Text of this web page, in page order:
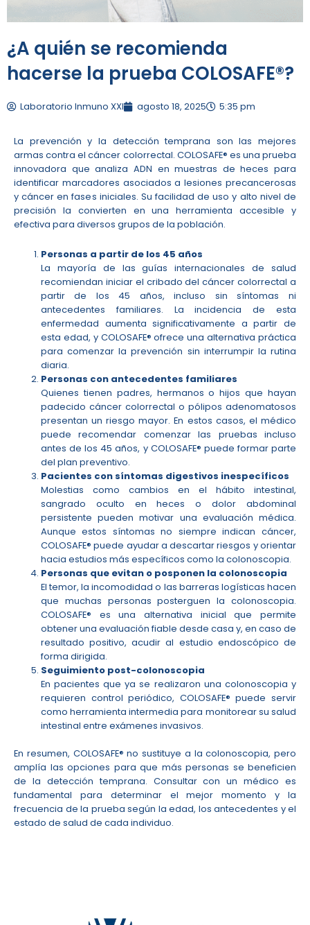
¿A quién se recomienda
hacerse la prueba COLOSAFE®?
Laboratorio Inmuno XXI agosto 18, 2025 5:35 pm
La prevención y la detección temprana son las mejores
armas contra el cáncer colorrectal. COLOSAFE® es una prueba
innovadora que analiza ADN en muestras de heces para
identificar marcadores asociados a lesiones precancerosas
y cáncer en fases iniciales. Su facilidad de uso y alto nivel de
precisión la convierten en una herramienta accesible y
efectiva para diversos grupos de la población.
Personas a partir de los 45 años
La mayoría de las guías internacionales de salud
recomiendan iniciar el cribado del cáncer colorrectal a
partir de los 45 años, incluso sin síntomas ni
antecedentes familiares. La incidencia de esta
enfermedad aumenta significativamente a partir de
esta edad, y COLOSAFE® ofrece una alternativa práctica
para comenzar la prevención sin interrumpir la rutina
diaria.
Personas con antecedentes familiares
Quienes tienen padres, hermanos o hijos que hayan
padecido cáncer colorrectal o pólipos adenomatosos
presentan un riesgo mayor. En estos casos, el médico
puede recomendar comenzar las pruebas incluso
antes de los 45 años, y COLOSAFE® puede formar parte
del plan preventivo.
Pacientes con síntomas digestivos inespecíficos
Molestias como cambios en el hábito intestinal,
sangrado oculto en heces o dolor abdominal
persistente pueden motivar una evaluación médica.
Aunque estos síntomas no siempre indican cáncer,
COLOSAFE® puede ayudar a descartar riesgos y orientar
hacia estudios más específicos como la colonoscopia.
Personas que evitan o posponen la colonoscopia
El temor, la incomodidad o las barreras logísticas hacen
que muchas personas posterguen la colonoscopia.
COLOSAFE® es una alternativa inicial que permite
obtener una evaluación fiable desde casa y, en caso de
resultado positivo, acudir al estudio endoscópico de
forma dirigida.
Seguimiento post-colonoscopia
En pacientes que ya se realizaron una colonoscopia y
requieren control periódico, COLOSAFE® puede servir
como herramienta intermedia para monitorear su salud
intestinal entre exámenes invasivos.
En resumen, COLOSAFE® no sustituye a la colonoscopia, pero
amplía las opciones para que más personas se beneficien
de la detección temprana. Consultar con un médico es
fundamental para determinar el mejor momento y la
frecuencia de la prueba según la edad, los antecedentes y el
estado de salud de cada individuo.